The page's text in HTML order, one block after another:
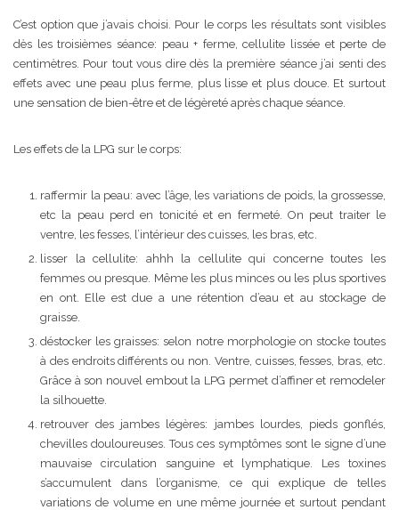
C’est option que j’avais choisi. Pour le corps les résultats sont visibles
dès les troisièmes séance: peau + ferme, cellulite lissée et perte de
centimètres. Pour tout vous dire dès la première séance j’ai senti des
effets avec une peau plus ferme, plus lisse et plus douce. Et surtout
une sensation de bien-être et de légèreté après chaque séance.
Les effets de la LPG sur le corps:
raffermir la peau: avec l’âge, les variations de poids, la grossesse,
etc la peau perd en tonicité et en fermeté. On peut traiter le
ventre, les fesses, l’intérieur des cuisses, les bras, etc.
lisser la cellulite: ahhh la cellulite qui concerne toutes les
femmes ou presque. Même les plus minces ou les plus sportives
en ont. Elle est due a une rétention d’eau et au stockage de
graisse.
déstocker les graisses: selon notre morphologie on stocke toutes
à des endroits différents ou non. Ventre, cuisses, fesses, bras, etc.
Grâce à son nouvel embout la LPG permet d’affiner et remodeler
la silhouette.
retrouver des jambes légères: jambes lourdes, pieds gonflés,
chevilles douloureuses. Tous ces symptômes sont le signe d’une
mauvaise circulation sanguine et lymphatique. Les toxines
s’accumulent dans l’organisme, ce qui explique de telles
variations de volume en une même journée et surtout pendant